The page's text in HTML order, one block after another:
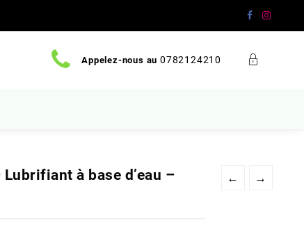
Appelez-nous au 0782124210
← →
à base d’eau –